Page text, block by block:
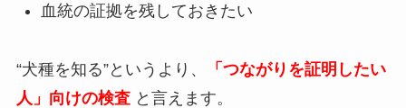
血統の証拠を残しておきたい
“犬種を知る”というより、
「つながりを証明したい
人」向けの検査と言えます。